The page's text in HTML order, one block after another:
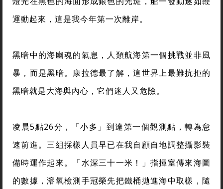
運動起來，這是我今年第一次離岸。
黑暗中的海幽魂的氣息，人類航海第一個挑戰並非風
暴，而是黑暗。康拉德最了解，這世界上最難抗拒的
黑暗就是大海與內心，它們迷人又危險。
凌晨5點26分，「小多」到達第一個觀測點，轉為怠
速前進。三組採樣人員早已在我自顧自地調整攝影裝
備時運作起來。「水深三十一米！」指揮室傳來海圖
的數據，溶氧檢測手冠榮先把鐵桶拋進海中取樣，隨